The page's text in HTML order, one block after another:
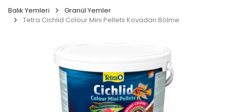
Balık Yemleri
Granül Yemler
Tetra Cichlid Colour Mini Pellets Kovadan Bölme